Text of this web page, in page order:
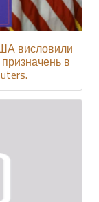
висловили
в